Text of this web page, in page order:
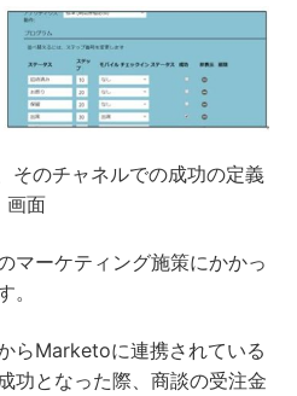
そのチャネルでの成功の定義
画面
マーケティング施策にかかっ
。
らMarketoに連携されている
功となった際、商談の受注金